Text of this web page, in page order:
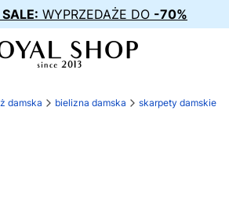
WYPRZEDAŻE DO -70%
damska bielizna damska skarpety damskie